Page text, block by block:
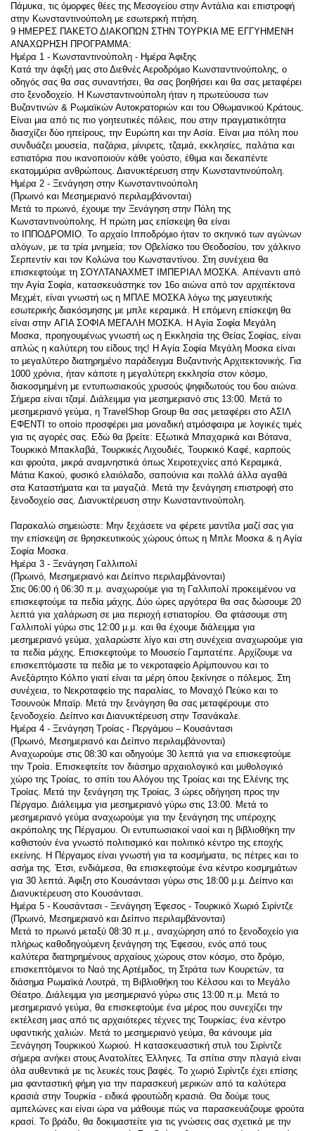
Πάμυκα, τις όμορφες θέες της Μεσογείου στην Αντάλια και επιστροφή
στην Κωνσταντινούπολη με εσωτερική πτήση.
9 ΗΜΕΡΕΣ ΠΑΚΕΤΟ ΔΙΑΚΟΠΩΝ ΣΤΗΝ ΤΟΥΡΚΙΑ ΜΕ ΕΓΓΥΗΜΕΝΗ
ΑΝΑΧΩΡΗΣΗ ΠΡΟΓΡΑΜΜΑ:
Ημέρα 1 - Κωνσταντινούπολη - Ημέρα Άφιξης
Κατά την άφιξή μας στο Διεθνές Αεροδρόμιο Κωνσταντινούπολης, ο
οδηγός σας θα σας συναντήσει, θα σας βοηθήσει και θα σας μεταφέρει
στο ξενοδοχείο. Η Κωνσταντινούπολη ήταν η πρωτεύουσα των
Βυζαντινών & Ρωμαϊκών Αυτοκρατοριών και του Οθωμανικού Κράτους.
Είναι μια από τις πιο γοητευτικές πόλεις, που στην πραγματικότητα
διασχίζει δύο ηπείρους, την Ευρώπη και την Ασία. Είναι μια πόλη που
συνδυάζει μουσεία, παζάρια, μίνιρετς, τζαμιά, εκκλησίες, παλάτια και
εστιατόρια που ικανοποιούν κάθε γούστο, έθιμα και δεκαπέντε
εκατομμύρια ανθρώπους. Διανυκτέρευση στην Κωνσταντινούπολη.
Ημέρα 2 - Ξενάγηση στην Κωνσταντινούπολη
(Πρωινό και Μεσημεριανό περιλαμβάνονται)
Μετά το πρωινό, έχουμε την Ξενάγηση στην Πόλη της
Κωνσταντινούπολης. Η πρώτη μας επίσκεψη θα είναι
το ΙΠΠΟΔΡΟΜΙΟ. Το αρχαίο Ιπποδρόμιο ήταν το σκηνικό των αγώνων
αλόγων, με τα τρία μνημεία; τον Οβελίσκο του Θεοδοσίου, τον χάλκινο
Σερπεντίν και τον Κολώνα του Κωνσταντίνου. Στη συνέχεια θα
επισκεφτούμε τη ΣΟΥΛΤΑΝΑΧΜΕΤ ΙΜΠΕΡΙΑΛ ΜΟΣΚΑ. Απέναντι από
την Αγία Σοφία, κατασκευάστηκε τον 16ο αιώνα από τον αρχιτέκτονα
Μεχμέτ, είναι γνωστή ως η ΜΠΛΕ ΜΟΣΚΑ λόγω της μαγευτικής
εσωτερικής διακόσμησης με μπλε κεραμικά. Η επόμενη επίσκεψη θα
είναι στην ΑΓΙΑ ΣΟΦΙΑ ΜΕΓΑΛΗ ΜΟΣΚΑ. Η Αγία Σοφία Μεγάλη
Μοσκα, προηγουμένως γνωστή ως η Εκκλησία της Θείας Σοφίας, είναι
απλώς η καλύτερη του είδους της! Η Αγία Σοφία Μεγάλη Μοσκα είναι
το μεγαλύτερο διατηρημένο παράδειγμα Βυζαντινής Αρχιτεκτονικής. Για
1000 χρόνια, ήταν κάποτε η μεγαλύτερη εκκλησία στον κόσμο,
διακοσμημένη με εντυπωσιακούς χρυσούς ψηφιδωτούς του 6ου αιώνα.
Σήμερα είναι τζαμί. Διάλειμμα για μεσημεριανό στις 13:00. Μετά το
μεσημεριανό γεύμα, η TravelShop Group θα σας μεταφέρει στο ΑΣΙΛ
ΕΦΕΝΤΙ το οποίο προσφέρει μια μοναδική ατμόσφαιρα με λογικές τιμές
για τις αγορές σας. Εδώ θα βρείτε: Εξωτικά Μπαχαρικά και Βότανα,
Τουρκικό Μπακλαβά, Τουρκικές Λιχουδιές, Τουρκικό Καφέ, καρπούς
και φρούτα, μικρά αναμνηστικά όπως Χειροτεχνίες από Κεραμικά,
Μάτια Κακού, φυσικό ελαιόλαδο, σαπούνια και πολλά άλλα αγαθά
στα Καταστήματα και τα μαγαζιά. Μετά την ξενάγηση επιστροφή στο
ξενοδοχείο σας. Διανυκτέρευση στην Κωνσταντινούπολη.
Παρακαλώ σημειώστε: Μην ξεχάσετε να φέρετε μαντίλα μαζί σας για
την επίσκεψη σε θρησκευτικούς χώρους όπως η Μπλε Μοσκα & η Αγία
Σοφία Μοσκα.
Ημέρα 3 - Ξενάγηση Γαλλιπολί
(Πρωινό, Μεσημεριανό και Δείπνο περιλαμβάνονται)
Στις 06:00 ή 06:30 π.μ. αναχωρούμε για τη Γαλλιπολί προκειμένου να
επισκεφτούμε τα πεδία μάχης. Δύο ώρες αργότερα θα σας δώσουμε 20
λεπτά για χαλάρωση σε μια περιοχή εστιατορίου. Θα φτάσουμε στη
Γαλλιπολί γύρω στις 12:00 μ.μ. και θα έχουμε διάλειμμα για
μεσημεριανό γεύμα, χαλαρώστε λίγο και στη συνέχεια αναχωρούμε για
τα πεδία μάχης. Επισκεφτούμε το Μουσείο Γαμπατέπε. Αρχίζουμε να
επισκεπτόμαστε τα πεδία με το νεκροταφείο Αρίμπουνου και το
Ανεξάρτητο Κόλπο γιατί είναι τα μέρη όπου ξεκίνησε ο πόλεμος. Στη
συνέχεια, το Νεκροταφείο της παραλίας, το Μοναχό Πεύκο και το
Τσουνούκ Μπαϊρ. Μετά την ξενάγηση θα σας μεταφέρουμε στο
ξενοδοχείο. Δείπνο και Διανυκτέρευση στην Τσανάκαλε.
Ημέρα 4 - Ξενάγηση Τροίας - Περγάμου – Κουσάντασι
(Πρωινό, Μεσημεριανό και Δείπνο περιλαμβάνονται)
Αναχωρούμε στις 08:30 και οδηγούμε 30 λεπτά για να επισκεφτούμε
την Τροία. Επισκεφτείτε τον διάσημο αρχαιολογικό και μυθολογικό
χώρο της Τροίας, το σπίτι του Αλόγου της Τροίας και της Ελένης της
Τροίας. Μετά την ξενάγηση της Τροίας, 3 ώρες οδήγηση προς την
Πέργαμο. Διάλειμμα για μεσημεριανό γύρω στις 13:00. Μετά το
μεσημεριανό γεύμα αναχωρούμε για την ξενάγηση της υπέροχης
ακρόπολης της Πέργαμου. Οι εντυπωσιακοί ναοί και η βιβλιοθήκη την
καθιστούν ένα γνωστό πολιτισμικό και πολιτικό κέντρο της εποχής
εκείνης. Η Πέργαμος είναι γνωστή για τα κοσμήματα, τις πέτρες και το
ασήμι της. Έτσι, ενδιάμεσα, θα επισκεφτούμε ένα κέντρο κοσμημάτων
για 30 λεπτά. Άφιξη στο Κουσάντασι γύρω στις 18:00 μ.μ. Δείπνο και
Διανυκτέρευση στο Κουσάντασι.
Ημέρα 5 - Κουσάντασι - Ξενάγηση Έφεσος - Τουρκικό Χωριό Σιρίντζε
(Πρωινό, Μεσημεριανό και Δείπνο περιλαμβάνονται)
Μετά το πρωινό μεταξύ 08:30 π.μ., αναχώρηση από το ξενοδοχείο για
πλήρως καθοδηγούμενη ξενάγηση της Έφεσου, ενός από τους
καλύτερα διατηρημένους αρχαίους χώρους στον κόσμο, στο δρόμο,
επισκεπτόμενοι το Ναό της Αρτέμιδος, τη Στράτα των Κουρετών, τα
διάσημα Ρωμαϊκά Λουτρά, τη Βιβλιοθήκη του Κέλσου και το Μεγάλο
Θέατρο. Διάλειμμα για μεσημεριανό γύρω στις 13:00 π.μ. Μετά το
μεσημεριανό γεύμα, θα επισκεφτούμε ένα μέρος που συνεχίζει την
εκτέλεση μιας από τις αρχαιότερες τέχνες της Τουρκίας; ένα κέντρο
υφαντικής χαλιών. Μετά το μεσημεριανό γεύμα, θα κάνουμε μία
Ξενάγηση Τουρκικού Χωριού. Η κατασκευαστική στυλ του Σιρίντζε
σήμερα ανήκει στους Ανατολίτες Έλληνες. Τα σπίτια στην πλαγιά είναι
όλα αυθεντικά με τις λευκές τους βαφές. Το χωριό Σιρίντζε έχει επίσης
μια φανταστική φήμη για την παρασκευή μερικών από τα καλύτερα
κρασιά στην Τουρκία - ειδικά φρουτώδη κρασιά. Θα δούμε τους
αμπελώνες και είναι ώρα να μάθουμε πώς να παρασκευάζουμε φρούτα
κρασί. Το βράδυ, θα δοκιμαστείτε για τις γνώσεις σας σχετικά με την